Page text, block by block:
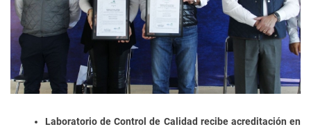
Laboratorio de Control de Calidad recibe acreditación en